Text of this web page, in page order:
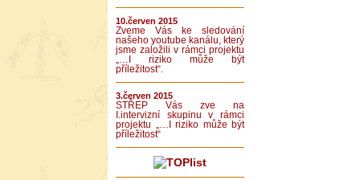
10.červen 2015
Zveme Vás ke sledování
našeho youtube kanálu, který
jsme založili v rámci projektu
„…I riziko může být
příležitost“.
3.červen 2015
STŘEP Vás zve na
I.intervizní skupinu v rámci
projektu „…I riziko může být
příležitost“